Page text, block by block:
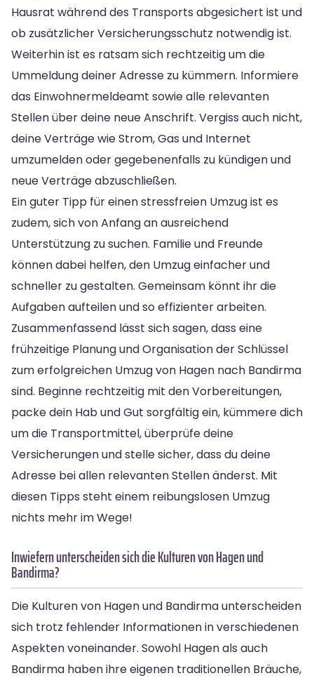
Hausrat während des Transports abgesichert ist und
ob zusätzlicher Versicherungsschutz notwendig ist.
Weiterhin ist es ratsam sich rechtzeitig um die
Ummeldung deiner Adresse zu kümmern. Informiere
das Einwohnermeldeamt sowie alle relevanten
Stellen über deine neue Anschrift. Vergiss auch nicht,
deine Verträge wie Strom, Gas und Internet
umzumelden oder gegebenenfalls zu kündigen und
neue Verträge abzuschließen.
Ein guter Tipp für einen stressfreien Umzug ist es
zudem, sich von Anfang an ausreichend
Unterstützung zu suchen. Familie und Freunde
können dabei helfen, den Umzug einfacher und
schneller zu gestalten. Gemeinsam könnt ihr die
Aufgaben aufteilen und so effizienter arbeiten.
Zusammenfassend lässt sich sagen, dass eine
frühzeitige Planung und Organisation der Schlüssel
zum erfolgreichen Umzug von Hagen nach Bandirma
sind. Beginne rechtzeitig mit den Vorbereitungen,
packe dein Hab und Gut sorgfältig ein, kümmere dich
um die Transportmittel, überprüfe deine
Versicherungen und stelle sicher, dass du deine
Adresse bei allen relevanten Stellen änderst. Mit
diesen Tipps steht einem reibungslosen Umzug
nichts mehr im Wege!
Inwiefern unterscheiden sich die Kulturen von Hagen und
Bandirma?
Die Kulturen von Hagen und Bandirma unterscheiden
sich trotz fehlender Informationen in verschiedenen
Aspekten voneinander. Sowohl Hagen als auch
Bandirma haben ihre eigenen traditionellen Bräuche,